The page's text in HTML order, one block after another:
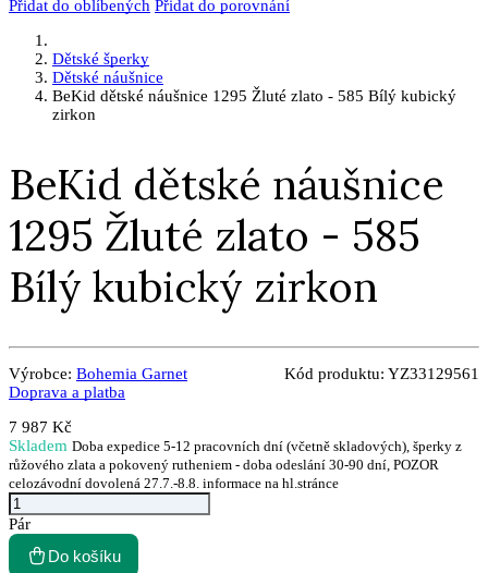
Přidat do oblíbených Přidat do porovnání
Dětské šperky
Dětské náušnice
BeKid dětské náušnice 1295 Žluté zlato - 585 Bílý kubický
zirkon
BeKid dětské náušnice
1295 Žluté zlato - 585
Bílý kubický zirkon
Výrobce: Bohemia Garnet Kód produktu: YZ33129561
Doprava a platba
7 987 Kč
Skladem Doba expedice 5-12 pracovních dní (včetně skladových), šperky z
růžového zlata a pokovený rutheniem - doba odeslání 30-90 dní, POZOR
celozávodní dovolená 27.7.-8.8. informace na hl.stránce
Pár
Do košíku